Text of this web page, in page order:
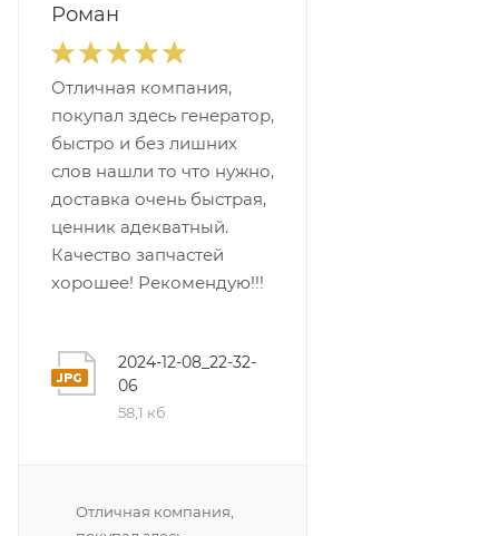
Роман
Отличная компания,
покупал здесь генератор,
быстро и без лишних
слов нашли то что нужно,
доставка очень быстрая,
ценник адекватный.
Качество запчастей
хорошее! Рекомендую!!!
2024-12-08_22-32-
06
58,1 кб
Отличная компания,